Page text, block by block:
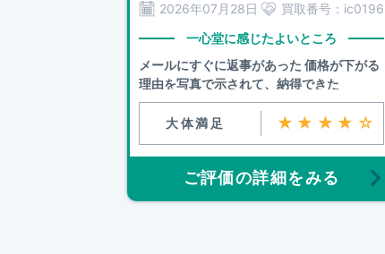
2026年07月28日
買取番号： ic0196
一心堂に感じたよいところ
メールにすぐに返事があった 価格が下がる
理由を写真で示されて、納得できた
大体満足 ★★★★☆
ご評価の詳細をみる